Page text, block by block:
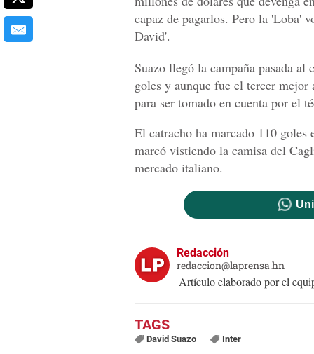
capaz de pagarlos. Pero la 'Loba'
David'.
Suazo llegó la campaña pasada
goles y aunque fue el tercer
para ser tomado en cuenta por el
El catracho ha marcado 110
marcó vistiendo la camisa del
mercado italiano.
Redacción
redaccion@laprensa.hn
Artículo elaborado por el
David Suazo Inter